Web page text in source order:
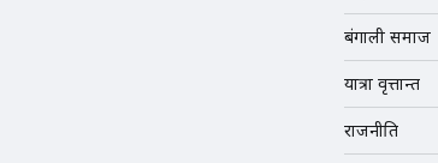
बंगाली समाज
यात्रा वृत्तान्त
राजनीति